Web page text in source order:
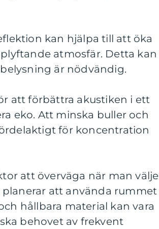
kan hjälpa till att öka
atmosfär. Detta kan
är nödvändig.
att förbättra akustiken i ett
eko. Att minska buller och
för koncentration
att överväga när man
att använda rummet
hållbara material kan vara
behovet av frekvent